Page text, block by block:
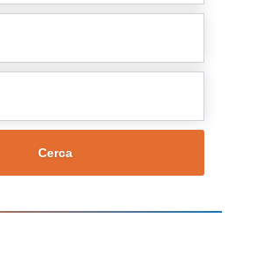
Cerca